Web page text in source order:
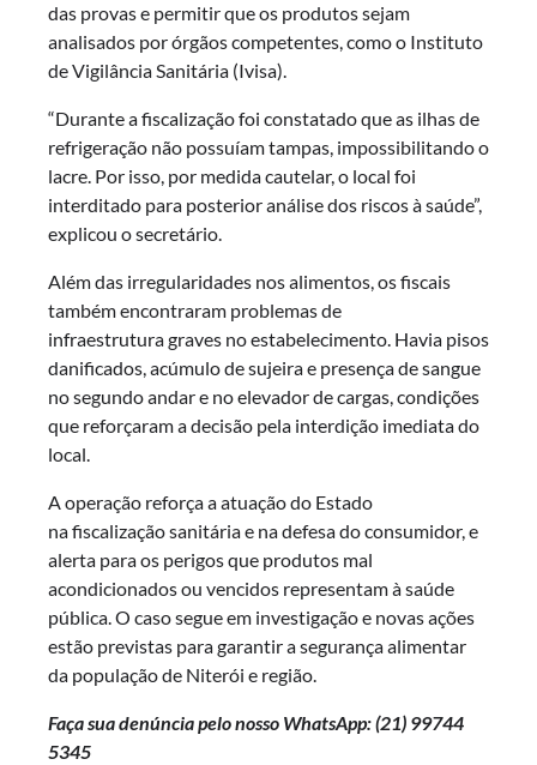
das provas e permitir que os produtos sejam
analisados por órgãos competentes, como o Instituto
de Vigilância Sanitária (Ivisa).
“Durante a fiscalização foi constatado que as ilhas de
refrigeração não possuíam tampas, impossibilitando o
lacre. Por isso, por medida cautelar, o local foi
interditado para posterior análise dos riscos à saúde”,
explicou o secretário.
Além das irregularidades nos alimentos, os fiscais
também encontraram problemas de
infraestrutura graves no estabelecimento. Havia pisos
danificados, acúmulo de sujeira e presença de sangue
no segundo andar e no elevador de cargas, condições
que reforçaram a decisão pela interdição imediata do
local.
A operação reforça a atuação do Estado
na fiscalização sanitária e na defesa do consumidor, e
alerta para os perigos que produtos mal
acondicionados ou vencidos representam à saúde
pública. O caso segue em investigação e novas ações
estão previstas para garantir a segurança alimentar
da população de Niterói e região.
Faça sua denúncia pelo nosso WhatsApp: (21) 99744
5345